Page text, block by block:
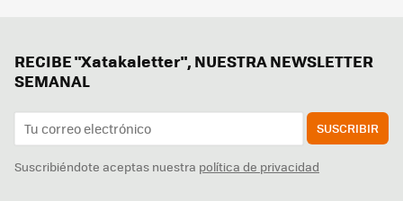
RECIBE "Xatakaletter", NUESTRA NEWSLETTER
SEMANAL
SUSCRIBIR
Suscribiéndote aceptas nuestra política de privacidad